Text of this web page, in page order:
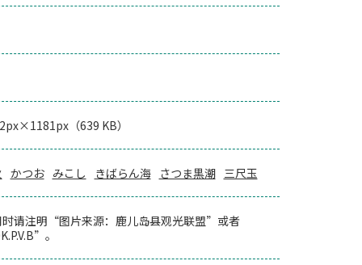
（639 KB）
かつお みこし きばらん海 さつま黒潮 三尺玉
时请注明“图片来源：鹿儿岛县观光联盟”或者
。